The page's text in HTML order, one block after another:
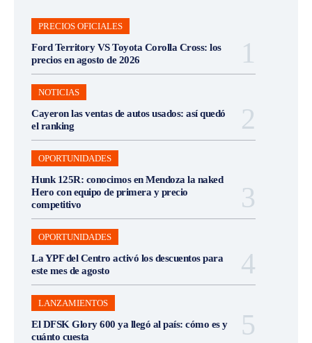
PRECIOS OFICIALES
Ford Territory VS Toyota Corolla Cross: los
precios en agosto de 2026
NOTICIAS
Cayeron las ventas de autos usados: así quedó
el ranking
OPORTUNIDADES
Hunk 125R: conocimos en Mendoza la naked
Hero con equipo de primera y precio
competitivo
OPORTUNIDADES
La YPF del Centro activó los descuentos para
este mes de agosto
LANZAMIENTOS
El DFSK Glory 600 ya llegó al país: cómo es y
cuánto cuesta